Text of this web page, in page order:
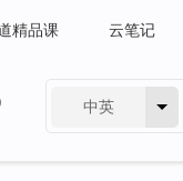
精品课 云笔记
中英